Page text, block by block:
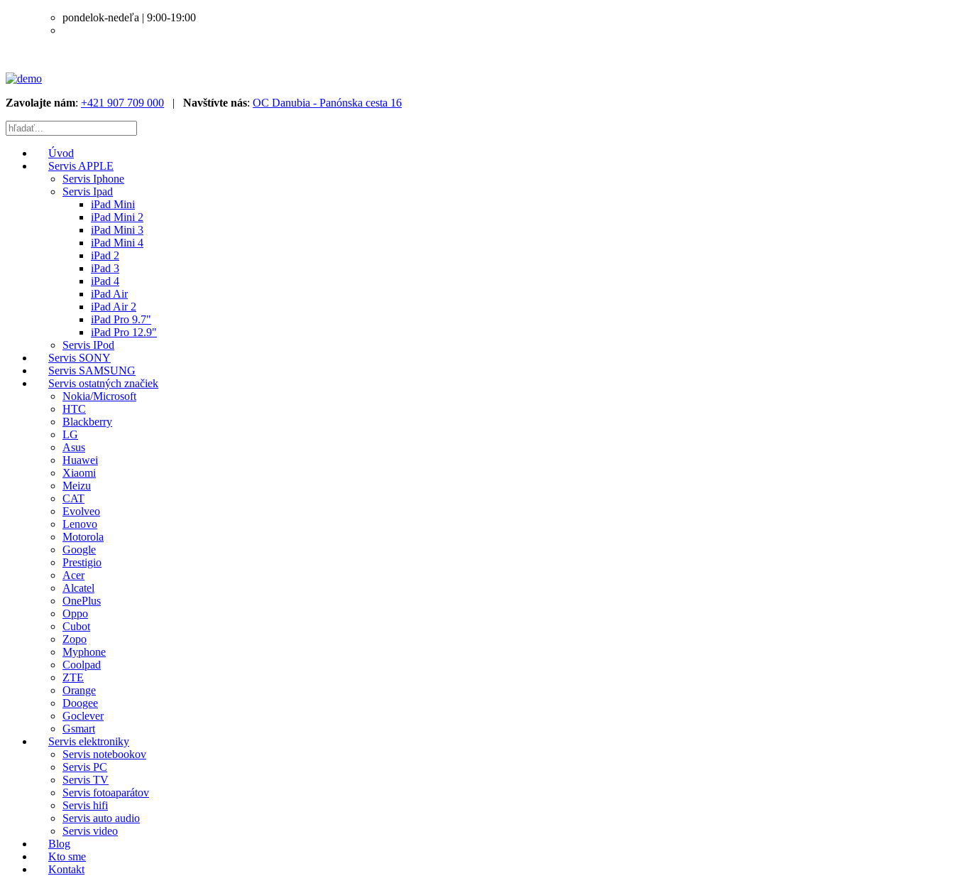
pondelok-nedeľa | 9:00-19:00
Zavolajte nám: +421 907 709 000 | Navštívte nás: OC Danubia - Panónska cesta 16
Úvod
Servis APPLE
Servis Iphone
Servis Ipad
iPad Mini
iPad Mini 2
iPad Mini 3
iPad Mini 4
iPad 2
iPad 3
iPad 4
iPad Air
iPad Air 2
iPad Pro 9.7"
iPad Pro 12.9"
Servis IPod
Servis SONY
Servis SAMSUNG
Servis ostatných značiek
Nokia/Microsoft
HTC
Blackberry
LG
Asus
Huawei
Xiaomi
Meizu
CAT
Evolveo
Lenovo
Motorola
Google
Prestigio
Acer
Alcatel
OnePlus
Oppo
Cubot
Zopo
Myphone
Coolpad
ZTE
Orange
Doogee
Goclever
Gsmart
Servis elektroniky
Servis notebookov
Servis PC
Servis TV
Servis fotoaparátov
Servis hifi
Servis auto audio
Servis video
Blog
Kto sme
Kontakt